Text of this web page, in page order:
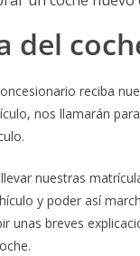
del
reciba
nos llamarán
nuestras
y poder así
unas breves